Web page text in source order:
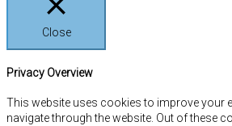
Close
Privacy Overview
This website uses cookies to improve your
navigate through the website. Out of these